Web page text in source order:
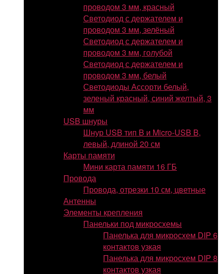
проводом 3 мм, красный
Светодиод с держателем и
проводом 3 мм, зелёный
Светодиод с держателем и
проводом 3 мм, голубой
Светодиод с держателем и
проводом 3 мм, белый
Светодиоды Ассорти белый,
зеленый красный, синий желтый, 3
мм
USB шнуры
Шнур USB тип B и Micro-USB B,
левый, длиной 20 см
Карты памяти
Мини карта памяти 16 ГБ
Провода
Провода, отрезки 10 см, цветные
Антенны
Элементы крепления
Панельки под микросхемы
Панелька для микросхем DIP 6
контактов узкая
Панелька для микросхем DIP 8
контактов узкая